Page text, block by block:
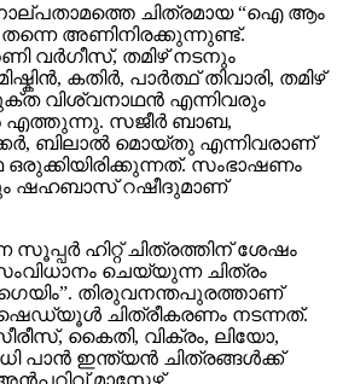
ചിത്രമായ “ഐ ആം
തന്നെ അണിനിരക്കുന്നുണ്ട്.
വർഗീസ്, തമിഴ് നടനും
കതിർ, പാർത്ഥ് തിവാരി, തമിഴ്
വിശ്വനാഥൻ എന്നിവരും
എത്തുന്നു. സജീർ ബാബ,
ബിലാൽ മൊയ്തു എന്നിവരാണ്
ഒരുക്കിയിരിക്കുന്നത്. സംഭാഷണം
ഷഹബാസ് റഷീദുമാണ്
ഹിറ്റ് ചിത്രത്തിന് ശേഷം
ചെയ്യുന്ന ചിത്രം
തിരുവനന്തപുരത്താണ്
ഷെഡ്യൂൾ ചിത്രീകരണം നടന്നത്.
കൈതി, വിക്രം, ലിയോ,
പാൻ ഇന്ത്യൻ ചിത്രങ്ങൾക്ക്
മാസ്റ്റേഴ്സ്,